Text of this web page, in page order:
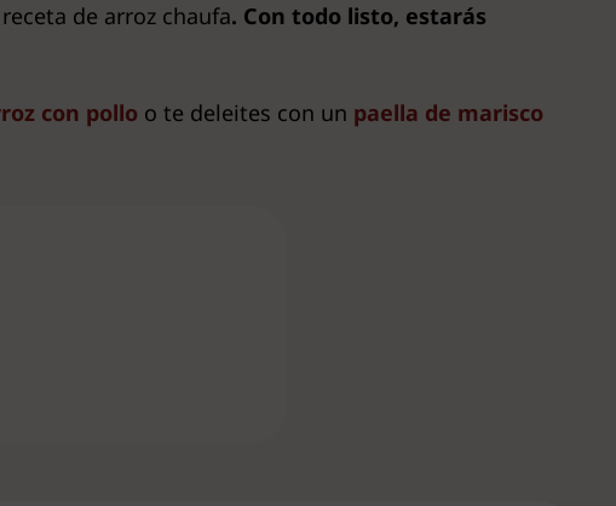
de arroz chaufa. Con todo listo, estarás
con pollo o te deleites con un paella de marisco